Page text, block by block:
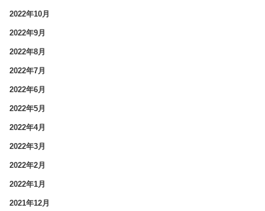
2022年10月
2022年9月
2022年8月
2022年7月
2022年6月
2022年5月
2022年4月
2022年3月
2022年2月
2022年1月
2021年12月